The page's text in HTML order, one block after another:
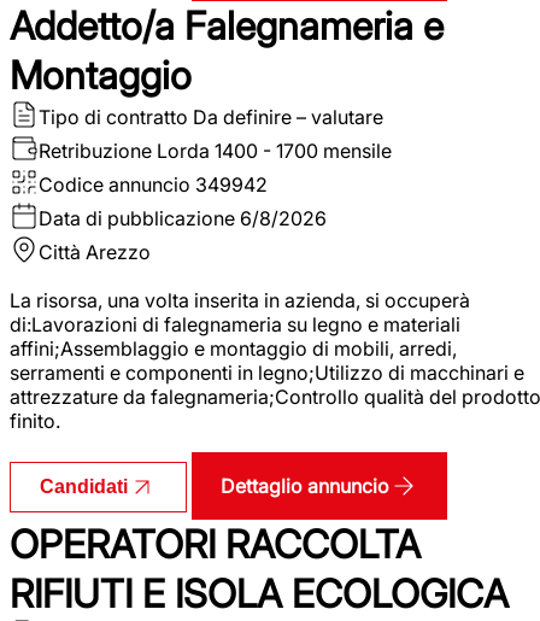
Addetto/a Falegnameria e
Montaggio
Tipo di contratto Da definire – valutare
Retribuzione Lorda 1400 - 1700 mensile
Codice annuncio 349942
Data di pubblicazione 6/8/2026
Città Arezzo
La risorsa, una volta inserita in azienda, si occuperà
di:Lavorazioni di falegnameria su legno e materiali
affini;Assemblaggio e montaggio di mobili, arredi,
serramenti e componenti in legno;Utilizzo di macchinari e
attrezzature da falegnameria;Controllo qualità del prodotto
finito.
Candidati Dettaglio annuncio
OPERATORI RACCOLTA
RIFIUTI E ISOLA ECOLOGICA